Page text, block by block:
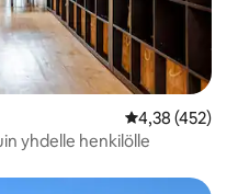
4,38 (452)
yhdelle henkilölle